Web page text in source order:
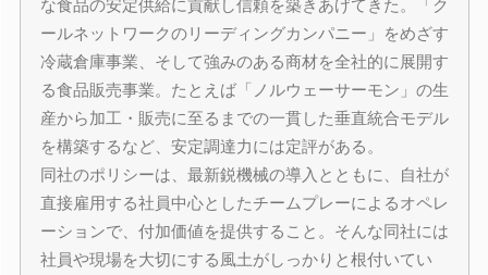
な食品の安定供給に貢献し信頼を築きあげてきた。「ク
ールネットワークのリーディングカンパニー」をめざす
冷蔵倉庫事業、そして強みのある商材を全社的に展開す
る食品販売事業。たとえば「ノルウェーサーモン」の生
産から加工・販売に至るまでの一貫した垂直統合モデル
を構築するなど、安定調達力には定評がある。
同社のポリシーは、最新鋭機械の導入とともに、自社が
直接雇用する社員中心としたチームプレーによるオペレ
ーションで、付加価値を提供すること。そんな同社には
社員や現場を大切にする風土がしっかりと根付いてい